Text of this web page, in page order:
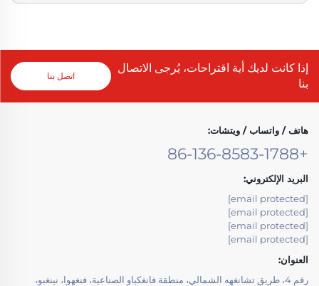
إذا كانت لديك أية اقتراحات، يُرجى الاتصال
بنا
اتصل بنا
هاتف / واتساب / ويتشات:
+86-136-8583-1788
البريد الإلكتروني:
[email protected]
[email protected]
[email protected]
[email protected]
العنوان:
رقم 4، طريق تشانغهه الشمالي، منطقة فانغكياو الصناعية، فنغهوا، نينغبو،